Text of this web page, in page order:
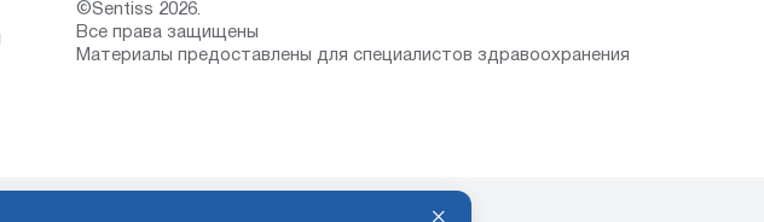
©Sentiss 2026.
Все права защищены
Материалы предоставлены для специалистов здравоохранения